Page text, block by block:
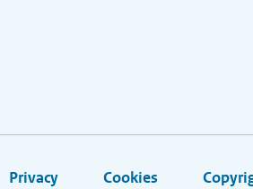
Privacy Cookies